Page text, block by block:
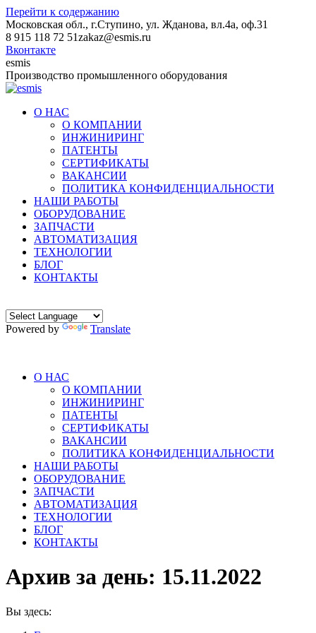
Перейти к содержанию
Московская обл., г.Ступино, ул. Жданова, вл.4а, оф.31
8 915 118 72 51zakaz@esmis.ru
Вконтакте
esmis
Производство промышленного оборудования
О НАС
О КОМПАНИИ
ИНЖИНИРИНГ
ПАТЕНТЫ
СЕРТИФИКАТЫ
ВАКАНСИИ
ПОЛИТИКА КОНФИДЕНЦИАЛЬНОСТИ
НАШИ РАБОТЫ
ОБОРУДОВАНИЕ
ЗАПЧАСТИ
АВТОМАТИЗАЦИЯ
ТЕХНОЛОГИИ
БЛОГ
КОНТАКТЫ
Powered by Translate
О НАС
О КОМПАНИИ
ИНЖИНИРИНГ
ПАТЕНТЫ
СЕРТИФИКАТЫ
ВАКАНСИИ
ПОЛИТИКА КОНФИДЕНЦИАЛЬНОСТИ
НАШИ РАБОТЫ
ОБОРУДОВАНИЕ
ЗАПЧАСТИ
АВТОМАТИЗАЦИЯ
ТЕХНОЛОГИИ
БЛОГ
КОНТАКТЫ
Архив за день: 15.11.2022
Вы здесь: